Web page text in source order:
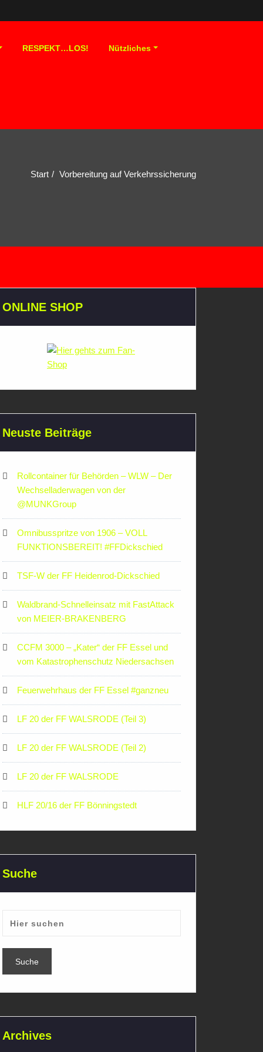
RESPEKT…LOS! Nützliches
Start Vorbereitung auf Verkehrssicherung
ONLINE SHOP
Neuste Beiträge
Rollcontainer für Behörden – WLW – Der
Wechselladerwagen von der
‪@MUNKGroup‬
Omnibusspritze von 1906 – VOLL
FUNKTIONSBEREIT! #FFDickschied
TSF-W der FF Heidenrod-Dickschied
Waldbrand-Schnelleinsatz mit FastAttack
von MEIER-BRAKENBERG
CCFM 3000 – „Kater“ der FF Essel und
vom Katastrophenschutz Niedersachsen
Feuerwehrhaus der FF Essel #ganzneu
LF 20 der FF WALSRODE (Teil 3)
LF 20 der FF WALSRODE (Teil 2)
LF 20 der FF WALSRODE
HLF 20/16 der FF Bönningstedt
Suche
Archives